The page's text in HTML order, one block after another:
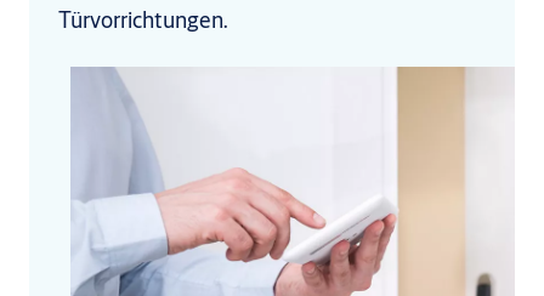
Türvorrichtungen.